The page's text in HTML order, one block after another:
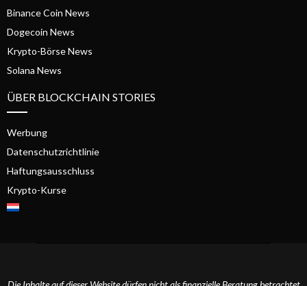
Binance Coin News
Dogecoin News
Krypto-Börse News
Solana News
ÜBER BLOCKCHAIN STORIES
Werbung
Datenschutzrichtlinie
Haftungsausschluss
Krypto-Kurse